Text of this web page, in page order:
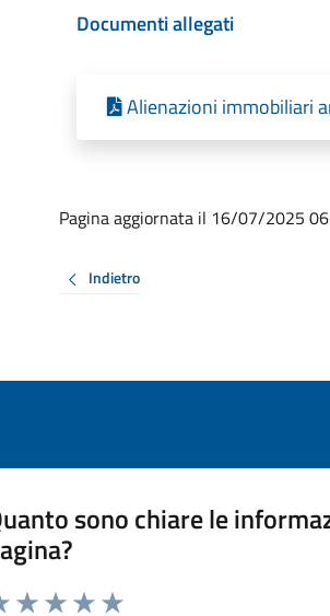
Documenti allegati
Alienazioni immobiliari
Pagina aggiornata il 16/07/2025
Indietro
sono chiare le
da 1 a 5 stelle la pagina